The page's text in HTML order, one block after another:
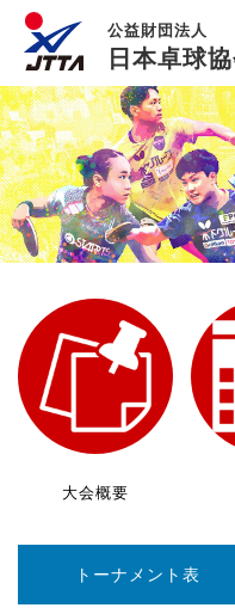
公益財団法人
日本卓球
大会概要
トーナメント表